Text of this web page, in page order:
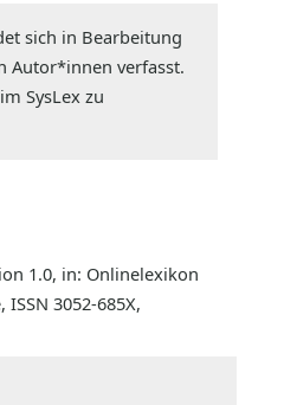
sich in Bearbeitung
Autor*innen verfasst.
SysLex zu
1.0, in: Onlinelexikon
3052-685X,